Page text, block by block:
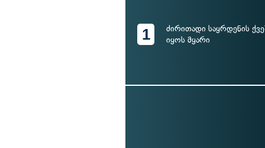
1
ძირითადი საყრდენის
იყოს მყარი